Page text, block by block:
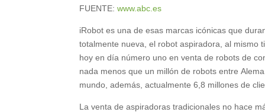
FUENTE:www.abc.es
iRobot es una de esas marcas icónicas que
totalmente nueva, el robot aspiradora, al mismo
hoy en día número uno en venta de robots de
nada menos que un millón de robots entre
mundo, además, actualmente 6,8 millones de
La venta de aspiradoras tradicionales no hace